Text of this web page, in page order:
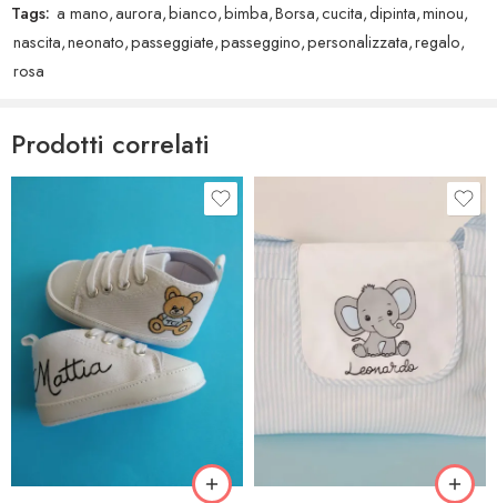
Tags: a mano,aurora,bianco,bimba,Borsa,cucita,dipinta,minou,
nascita,neonato,passeggiate,passeggino,personalizzata,regalo,
rosa
Prodotti correlati